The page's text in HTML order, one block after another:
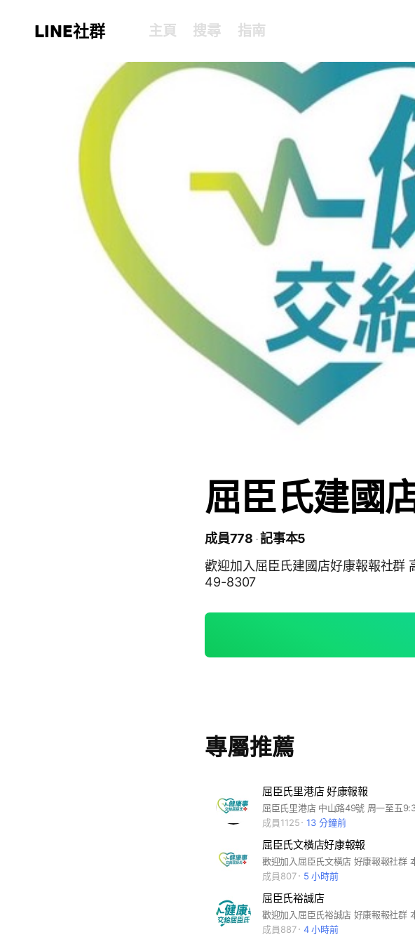
LINE社群 主頁 搜尋 指南
屈臣氏建國
成員778 記事本5
歡迎加入屈臣氏建國店好康報報社群 高雄市苓雅區正義路136號 （07）7
49-8307
專屬推薦
屈臣氏里港店 好康報報
成員1125
13 分鐘前
屈臣氏文橫店好康報報
成員807
5 小時前
屈臣氏裕誠店
成員887
4 小時前